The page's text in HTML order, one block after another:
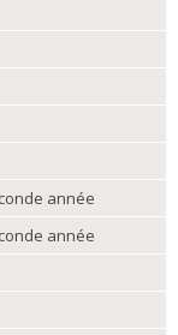
année
année